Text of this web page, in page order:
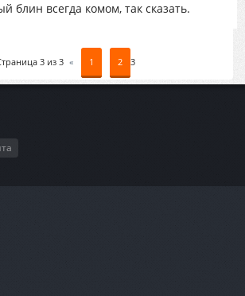
блин всегда комом, так сказать.
3 из 3 « 1 2 3